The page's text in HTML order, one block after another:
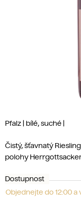
Pfalz | bílé, suché |
Čistý, šťavnatý
polohy
Dostupnost
Objednejte do 12:00